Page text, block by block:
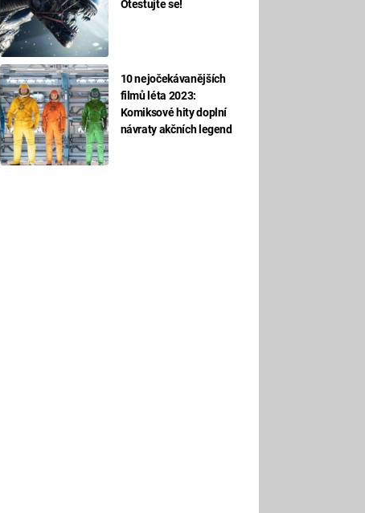
Otestujte se!
10 nejočekávanějších
filmů léta 2023:
Komiksové hity doplní
návraty akčních legend